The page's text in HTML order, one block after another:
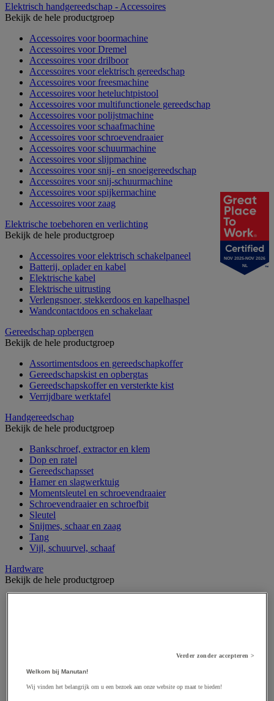
Elektrisch handgereedschap - Accessoires
Bekijk de hele productgroep
Accessoires voor boormachine
Accessoires voor Dremel
Accessoires voor drilboor
Accessoires voor elektrisch gereedschap
Accessoires voor freesmachine
Accessoires voor heteluchtpistool
Accessoires voor multifunctionele gereedschap
Accessoires voor polijstmachine
Accessoires voor schaafmachine
Accessoires voor schroevendraaier
Accessoires voor schuurmachine
Accessoires voor slijpmachine
Accessoires voor snij- en snoeigereedschap
Accessoires voor snij-schuurmachine
Accessoires voor spijkermachine
Accessoires voor zaag
Elektrische toebehoren en verlichting
Bekijk de hele productgroep
Accessoires voor elektrisch schakelpaneel
Batterij, oplader en kabel
Elektrische kabel
Elektrische uitrusting
Verlengsnoer, stekkerdoos en kapelhaspel
Wandcontactdoos en schakelaar
Gereedschap opbergen
Bekijk de hele productgroep
Assortimentsdoos en gereedschapkoffer
Gereedschapskist en opbergtas
Gereedschapskoffer en versterkte kist
Verrijdbare werktafel
Handgereedschap
Bekijk de hele productgroep
Bankschroef, extractor en klem
Dop en ratel
Gereedschapsset
Hamer en slagwerktuig
Momentsleutel en schroevendraaier
Schroevendraaier en schroefbit
Sleutel
Snijmes, schaar en zaag
Tang
Vijl, schuurvel, schaaf
Hardware
Bekijk de hele productgroep
Draadstift
Haak en schroefoog
NOV 2025-NOV 2026
NL
Verder zonder accepteren >
Welkom bij Manutan!
Wij vinden het belangrijk om u een bezoek aan onze website op maat te bieden!